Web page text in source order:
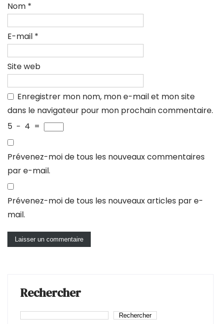
Nom *
E-mail *
Site web
Enregistrer mon nom, mon e-mail et mon site
dans le navigateur pour mon prochain commentaire.
5 − 4 =
Prévenez-moi de tous les nouveaux commentaires
par e-mail.
Prévenez-moi de tous les nouveaux articles par e-
mail.
Rechercher
Rechercher